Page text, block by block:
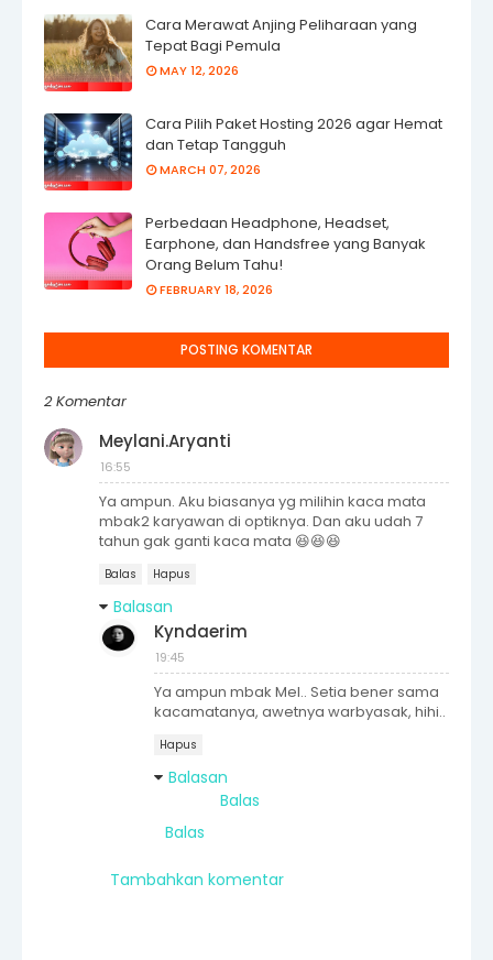
Cara Merawat Anjing Peliharaan yang
Tepat Bagi Pemula
MAY 12, 2026
Cara Pilih Paket Hosting 2026 agar Hemat
dan Tetap Tangguh
MARCH 07, 2026
Perbedaan Headphone, Headset,
Earphone, dan Handsfree yang Banyak
Orang Belum Tahu!
FEBRUARY 18, 2026
POSTING KOMENTAR
2 Komentar
Meylani.Aryanti
16:55
Ya ampun. Aku biasanya yg milihin kaca mata
mbak2 karyawan di optiknya. Dan aku udah 7
tahun gak ganti kaca mata 😆😆😆
Balas Hapus
Balasan
Kyndaerim
19:45
Ya ampun mbak Mel.. Setia bener sama
kacamatanya, awetnya warbyasak, hihi..
Hapus
Balasan
Balas
Balas
Tambahkan komentar